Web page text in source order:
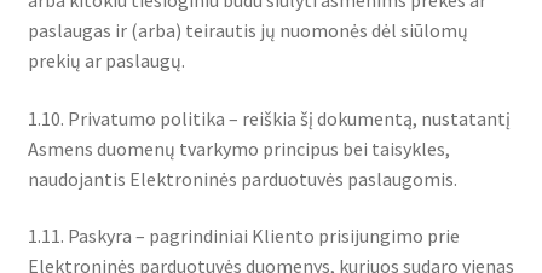
paslaugas ir (arba) teirautis jų nuomonės dėl siūlomų
prekių ar paslaugų.
1.10. Privatumo politika – reiškia šį dokumentą, nustatantį
Asmens duomenų tvarkymo principus bei taisykles,
naudojantis Elektroninės parduotuvės paslaugomis.
1.11. Paskyra – pagrindiniai Kliento prisijungimo prie
Elektroninės parduotuvės duomenys, kuriuos sudaro vienas